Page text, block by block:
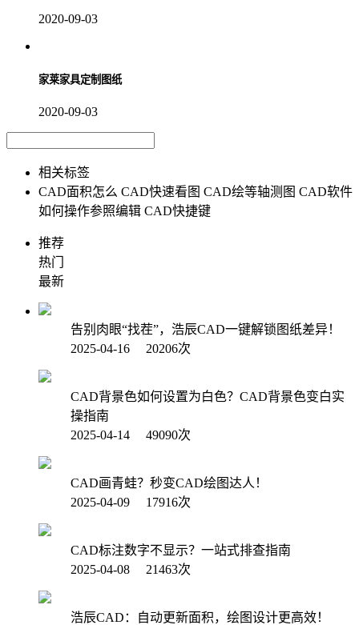
2020-09-03
家莱家具定制图纸
2020-09-03
相关标签
CAD面积怎么 CAD快速看图 CAD绘等轴测图 CAD软件
如何操作参照编辑 CAD快捷键
推荐
热门
最新
告别肉眼“找茬”，浩辰CAD一键解锁图纸差异！
2025-04-16 20206次
CAD背景色如何设置为白色？CAD背景色变白实
操指南
2025-04-14 49090次
CAD画青蛙？秒变CAD绘图达人！
2025-04-09 17916次
CAD标注数字不显示？一站式排查指南
2025-04-08 21463次
浩辰CAD：自动更新面积，绘图设计更高效！